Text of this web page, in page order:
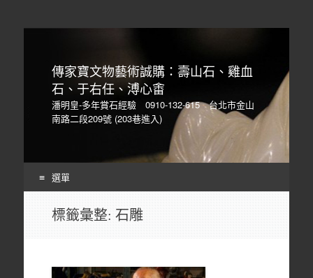
傳家寶文物藝術誠購：壽山石、雞血
石、于右任、溥心畬
潘明皇-多年賞石經驗 0910-132-615 台北市金山
南路二段209號 (203巷進入)
選單
標籤彙整: 石雕